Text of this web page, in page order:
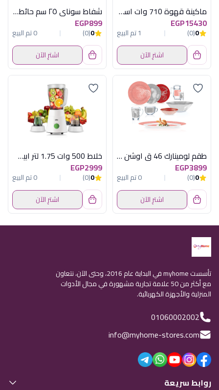
ماكينة قهوة 710 وات اسود * ذهبى ارزوم
EGP15430
0
(0)
1 تم البيع
اشترِ الآن
شفاط سوناي ٢٥ سم حائط ٢ إتجاه بشبكة - 30 وات - MAR-25G2
EGP899
0
(0)
0 تم البيع
اشترِ الآن
طقم لومينارك 46 ق اوشن امارتى
EGP3899
0
(0)
0 تم البيع
اشترِ الآن
خلاط 500 وات 1.75 لتر ابيض براون
EGP2999
0
(0)
0 تم البيع
اشترِ الآن
تأسست myhome في البداية عام 2016، وحتى الآن، نتعاون
مع أكثر من 50 علامة تجارية مشهورة في مجال الأدوات
المنزلية والأجهزة الكهربائية.
01060002002
info@myhome-stores.com
روابط سريعة